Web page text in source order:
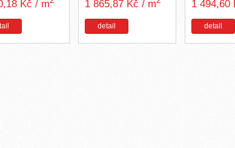
Kč / m 1 865,87 Kč / m
detail
1
detail